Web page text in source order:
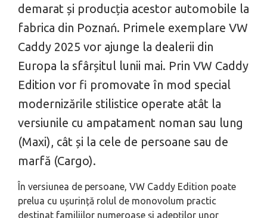
demarat și producția acestor automobile la
fabrica din Poznań. Primele exemplare VW
Caddy 2025 vor ajunge la dealerii din
Europa la sfârșitul lunii mai. Prin VW Caddy
Edition vor fi promovate în mod special
modernizările stilistice operate atât la
versiunile cu ampatament noman sau lung
(Maxi), cât și la cele de persoane sau de
marfă (Cargo).
În versiunea de persoane, VW Caddy Edition poate
prelua cu ușurință rolul de monovolum practic
destinat familiilor numeroase și adepților unor